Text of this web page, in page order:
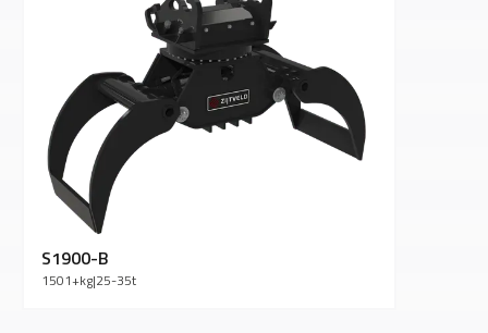
S1900-B
1501+kg|25-35t